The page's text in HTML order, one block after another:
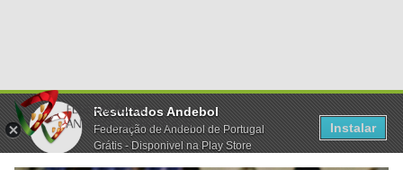
Resultados Andebol
Federação de Andebol de Portugal
Grátis - Disponivel na Play Store
Instalar